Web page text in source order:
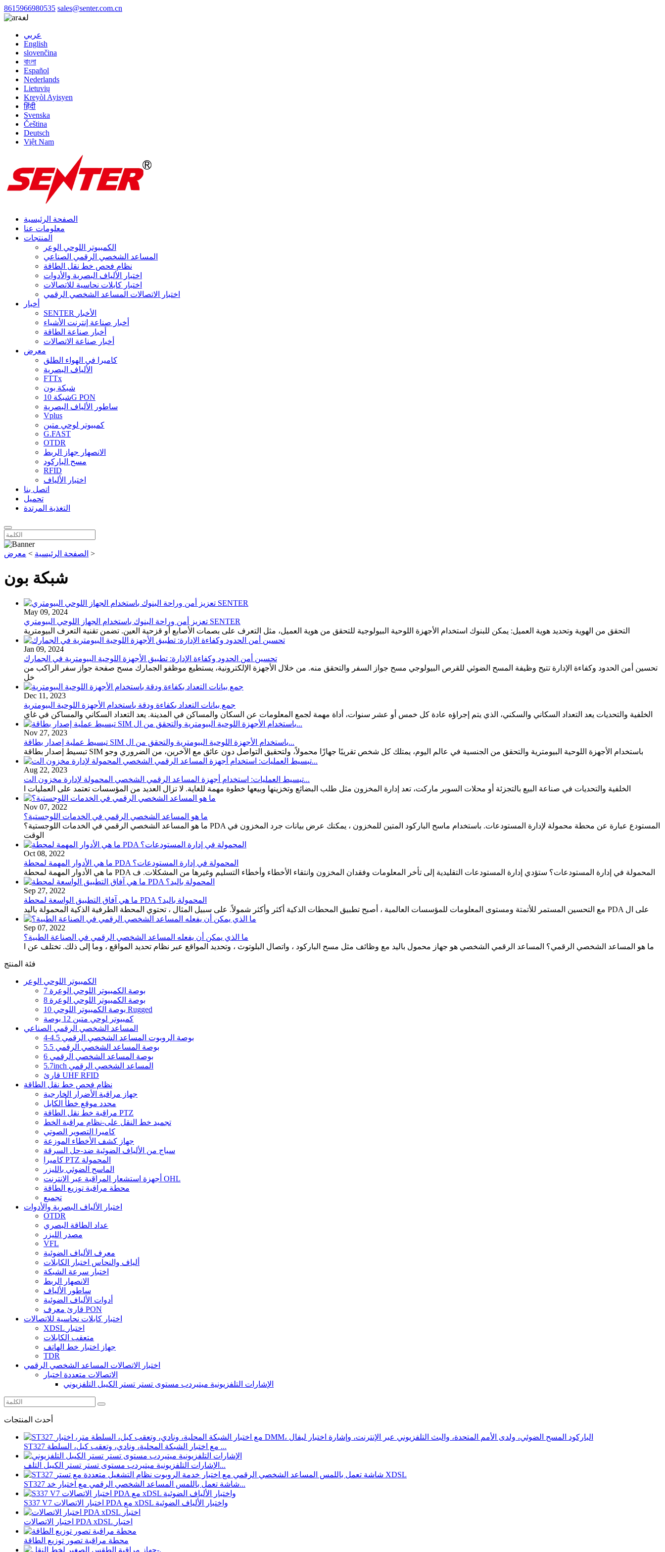
8615966980535 sales@senter.com.cn
لغة
عربي
English
slovenčina
বাংলা
Español
Nederlands
Lietuvių
Kreyòl Ayisyen
हिंदी
Svenska
Čeština
Deutsch
Việt Nam
الصفحة الرئيسية
معلومات عنا
المنتجات
الكمبيوتر اللوحي الوعر
المساعد الشخصي الرقمي الصناعي
نظام فحص خط نقل الطاقة
اختبار الألياف البصرية والأدوات
اختبار كابلات نحاسية للاتصالات
اختبار الاتصالات المساعد الشخصي الرقمي
أخبار
SENTER الأخبار
أخبار صناعة إنترنت الأشياء
أخبار صناعة الطاقة
أخبار صناعة الاتصالات
معرض
كاميرا في الهواء الطلق
الألياف البصرية
FTTx
شبكة بون
شبكة 10G PON
ساطور الألياف البصرية
Vplus
كمبيوتر لوحي متين
G.FAST
OTDR
الانصهار جهاز الربط
مسح الباركود
RFID
اختبار الألياف
اتصل بنا
تحميل
التغذية المرتدة
الصفحة الرئيسية > معرض >
شبكة بون
May 09, 2024
تعزيز أمن وراحة البنوك باستخدام الجهاز اللوحي البيومتري SENTER
التحقق من الهوية وتحديد هوية العميل: يمكن للبنوك استخدام الأجهزة اللوحية البيولوجية للتحقق من هوية العميل، مثل التعرف على بصمات الأصابع أو قزحية العين. تضمن تقنية التعرف البيومترية
Jan 09, 2024
تحسين أمن الحدود وكفاءة الإدارة: تطبيق الأجهزة اللوحية البيومترية في الجمارك
تحسين أمن الحدود وكفاءة الإدارة تتيح وظيفة المسح الضوئي للقرص البيولوجي مسح جواز السفر والتحقق منه. من خلال الأجهزة الإلكترونية، يستطيع موظفو الجمارك مسح صفحة جواز سفر الراكب من
خل
Dec 11, 2023
جمع بيانات التعداد بكفاءة ودقة باستخدام الأجهزة اللوحية البيومترية
الخلفية والتحديات يعد التعداد السكاني والسكني، الذي يتم إجراؤه عادة كل خمس أو عشر سنوات، أداة مهمة لجمع المعلومات عن السكان والمساكن في المدينة. يعد التعداد السكاني والمساكن في غاي
Nov 27, 2023
تبسيط عملية إصدار بطاقة SIM باستخدام الأجهزة اللوحية البيومترية والتحقق من ال...
تبسيط إصدار بطاقة SIM باستخدام الأجهزة اللوحية البيومترية والتحقق من الجنسية في عالم اليوم، يمتلك كل شخص تقريبًا جهازًا محمولاً، ولتحقيق التواصل دون عائق مع الآخرين، من الضروري وجو
Aug 22, 2023
تبسيط العمليات: استخدام أجهزة المساعد الرقمي الشخصي المحمولة لإدارة مخزون الت...
الخلفية والتحديات في صناعة البيع بالتجزئة أو محلات السوبر ماركت، تعد إدارة المخزون مثل طلب البضائع وتخزينها وبيعها خطوة مهمة للغاية. لا تزال العديد من المؤسسات تعتمد على العمليات ا
Nov 07, 2022
ما هو المساعد الشخصي الرقمي في الخدمات اللوجستية؟
ما هو المساعد الشخصي الرقمي في الخدمات اللوجستية؟ PDA المستودع عبارة عن محطة محمولة لإدارة المستودعات. باستخدام ماسح الباركود المتين للمخزون ، يمكنك عرض بيانات جرد المخزون في
الوقت
Oct 08, 2022
ما هي الأدوار المهمة لمحطة PDA المحمولة في إدارة المستودعات؟
ما هي الأدوار المهمة لمحطة PDA المحمولة في إدارة المستودعات؟ ستؤدي إدارة المستودعات التقليدية إلى تأخر المعلومات وفقدان المخزون وانتقاء الأخطاء وأخطاء التسليم وغيرها من المشكلات. ف
Sep 27, 2022
ما هي آفاق التطبيق الواسعة لمحطة PDA المحمولة باليد؟
مع التحسين المستمر للأتمتة ومستوى المعلومات للمؤسسات العالمية ، أصبح تطبيق المحطات الذكية أكثر وأكثر شمولاً. على سبيل المثال ، تحتوي المحطة الطرفية الذكية المحمولة باليد PDA على ال
Sep 07, 2022
ما الذي يمكن أن يفعله المساعد الشخصي الرقمي في الصناعة الطبية؟
ما هو المساعد الشخصي الرقمي؟ المساعد الرقمي الشخصي هو جهاز محمول باليد مع وظائف مثل مسح الباركود ، واتصال البلوتوث ، وتحديد المواقع عبر نظام تحديد المواقع ، وما إلى ذلك. تختلف عن ا
فئة المنتج
الكمبيوتر اللوحي الوعر
7 بوصة الكمبيوتر اللوحي الوعرة
8 بوصة الكمبيوتر اللوحي الوعرة
10 بوصة الكمبيوتر اللوحي Rugged
كمبيوتر لوحي متين 12 بوصة
المساعد الشخصي الرقمي الصناعي
4-4.5 بوصة الروبوت المساعد الشخصي الرقمي
5.5 بوصة المساعد الشخصي الرقمي
6 بوصة المساعد الشخصي الرقمي
5.7inch المساعد الشخصي الرقمي
قارئ UHF RFID
نظام فحص خط نقل الطاقة
جهاز مراقبة الأضرار الخارجية
محدد موقع خطأ الكابل
مراقبة خط نقل الطاقة PTZ
تجميد خط النقل على-نظام مراقبة الخط
كاميرا التصوير الصوتي
جهاز كشف الأخطاء الموزعة
سياج من الألياف الضوئية ضد-حل السرقة
كاميرا PTZ المحمولة
الماسح الضوئي بالليزر
أجهزة استشعار المراقبة عبر الإنترنت OHL
محطة مراقبة توزيع الطاقة
تجميع
اختبار الألياف البصرية والأدوات
OTDR
عداد الطاقة البصري
مصدر الليزر
VFL
معرف الألياف الضوئية
ألياف والنحاس اختبار الكابلات
اختبار سرعة الشبكة
الانصهار الربط
ساطور الألياف
أدوات الألياف الضوئية
قارئ معرف PON
اختبار كابلات نحاسية للاتصالات
XDSL اختبار
متعقب الكابلات
جهاز اختبار خط الهاتف
TDR
اختبار الاتصالات المساعد الشخصي الرقمي
الاتصالات متعددة اختبار
الإشارات التلفزيونية ميتيردب مستوى تستر تستر الكيبل التلفزيوني
أحدث المنتجات
ST327 مع اختبار الشبكة المحلية، ونادي، وتعقب كبل، السلطة ...
الإشارات التلفزيونية ميتيردب مستوى تستر تستر الكيبل التلف...
ST327 شاشة تعمل باللمس المساعد الشخصي الرقمي مع اختبار خد...
S337 V7 اختبار الاتصالات PDA مع xDSL واختبار الألياف الضوئية
اختبار الاتصالات PDA xDSL اختبار
محطة مراقبة تصور توزيع الطاقة